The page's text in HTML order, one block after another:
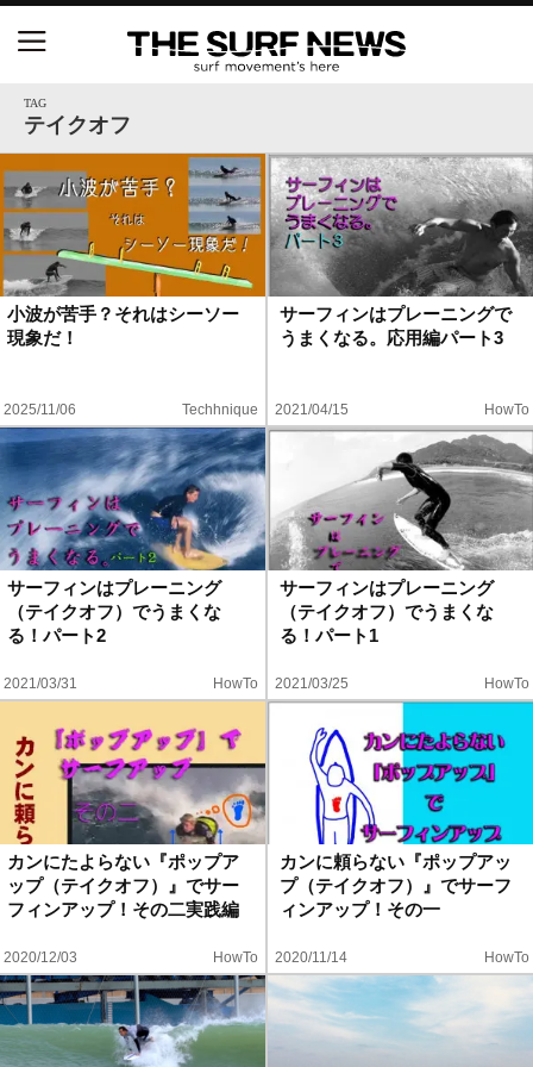
TAG
テイクオフ
小波が苦手？それはシーソー
現象だ！
2025/11/06 Techhnique
サーフィンはプレーニングで
うまくなる。応用編パート3
2021/04/15 HowTo
サーフィンはプレーニング
（テイクオフ）でうまくな
る！パート2
2021/03/31 HowTo
サーフィンはプレーニング
（テイクオフ）でうまくな
る！パート1
2021/03/25 HowTo
カンにたよらない『ポップア
ップ（テイクオフ）』でサー
フィンアップ！その二実践編
2020/12/03 HowTo
カンに頼らない『ポップアッ
プ（テイクオフ）』でサーフ
ィンアップ！その一
2020/11/14 HowTo
【五十嵐カノア独占インタビュー】旧友レオ、ジャ
ックとの豪華プライベートセッション
S.ONE ショート＆ロング開幕戦・現地リポート（高
橋みなと）
製品情報
特集
試合
ハウツー
ウェストジャパン
イベント・リリース
FOLLOW US ON